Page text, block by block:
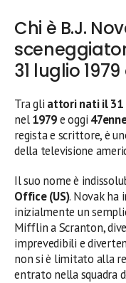
Chi è B.J.
31 luglio
Tra gli attori nati il 31
nel1979e oggi
regista e scrittore, è
della televisione
Il suo nome è
Office (US). Novak
inizialmente un
Mifflin a Scranton,
imprevedibili e
non si è limitato alla
entrato nella squadra